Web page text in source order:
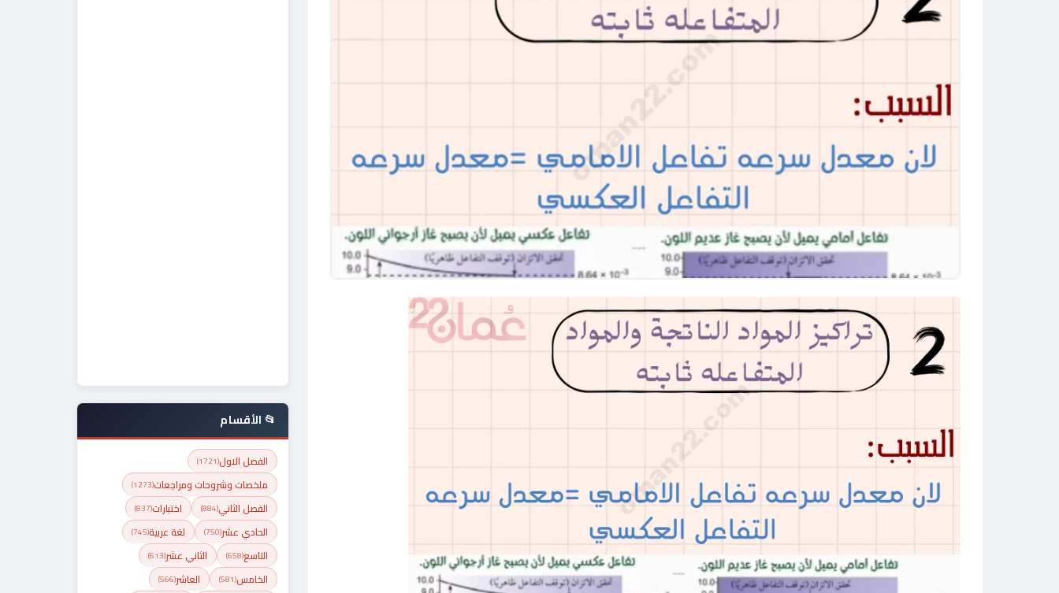
📂 الأقسام
الفصل الاول(1721)
ملخصات وشروحات ومراجعات(1273)
الفصل الثاني(884) اختبارات(837)
الحادي عشر(750) لغة عربية(745)
التاسع(658) الثاني عشر(613)
الخامس(581) العاشر(566)